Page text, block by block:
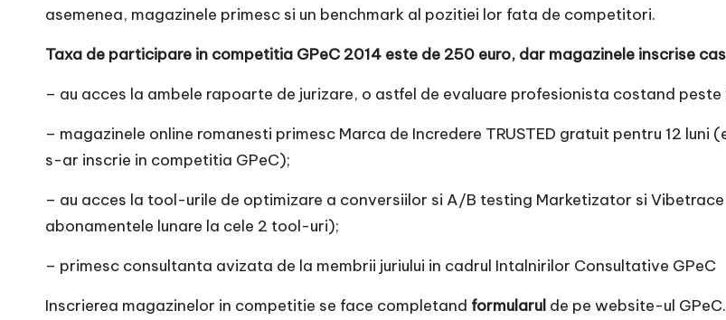
asemenea, magazinele primesc si un benchmark al pozitiei lor fata de competitori.
Taxa de participare in competitia GPeC 2014 este de 250 euro, dar magazinele inscrise
– au acces la ambele rapoarte de jurizare, o astfel de evaluare profesionista costand
– magazinele online romanesti primesc Marca de Incredere TRUSTED gratuit pentru 12
s-ar inscrie in competitia GPeC);
– au acces la tool-urile de optimizare a conversiilor si A/B testing Marketizator si
abonamentele lunare la cele 2 tool-uri);
– primesc consultanta avizata de la membrii juriului in cadrul Intalnirilor Consultative GPeC
Inscrierea magazinelor in competitie se face completand formularul de pe website-ul